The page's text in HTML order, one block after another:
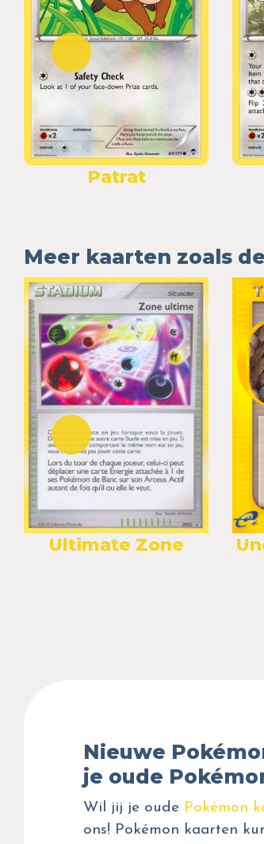
Patrat
Meer kaarten zoals
Ultimate Zone
Nieuwe
je oude
Wil jij je oude Pokémon
ons! Pokémon kaarten